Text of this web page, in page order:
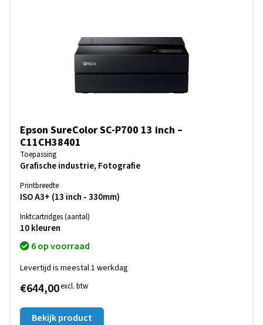
Epson SureColor SC-P700 13 inch –
C11CH38401
Toepassing
Grafische industrie, Fotografie
Printbreedte
ISO A3+ (13 inch - 330mm)
Inktcartridges (aantal)
10 kleuren
6 op voorraad
Levertijd is meestal 1 werkdag
€644,00excl. btw
Bekijk product